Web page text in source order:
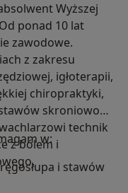
Wyższej
ponad 10 lat
zawodowe.
z zakresu
igłoterapii,
chiropraktyki,
skroniowo
technik
z bólem i
w:
i stawów